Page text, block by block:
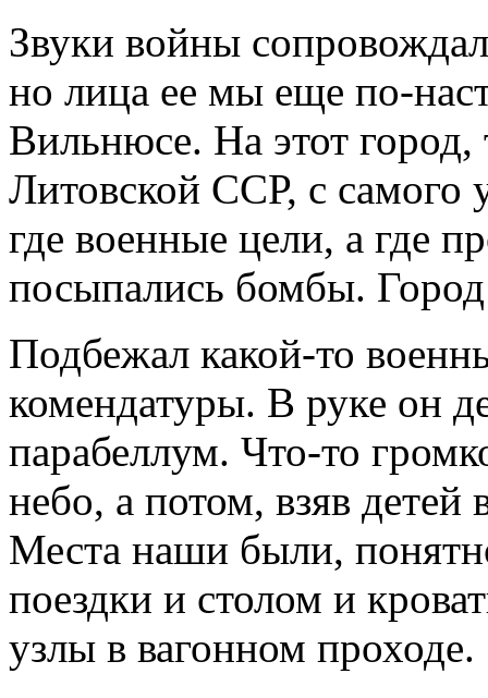
Звуки войны
но лица ее мы еще по-
Вильнюсе. На этот город,
Литовской ССР, с самого
где военные цели, а где
посыпались бомбы.
Подбежал какой-то
комендатуры. В руке он
парабеллум. Что-то
небо, а потом, взяв детей
Места наши были,
поездки и столом и
узлы в вагонном проходе.